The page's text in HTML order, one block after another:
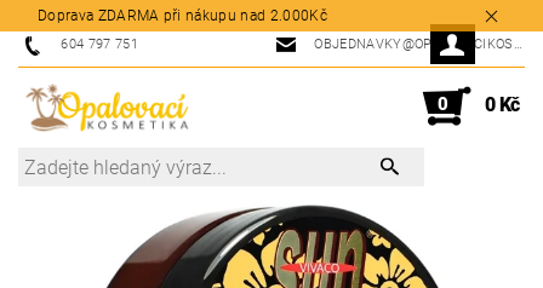
Doprava ZDARMA při nákupu nad 2.000Kč
604 797 751 OBJEDNAVKY@OPALOVACIKOSMETIKA.CZ
0 0 Kč